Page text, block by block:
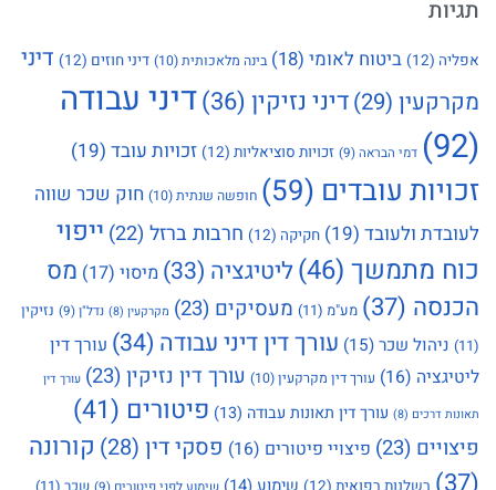
תגיות
אפליה (12) ביטוח לאומי (18) בינה מלאכותית(10) דיני חוזים (12)
דיני
מקרקעין (29) דיני נזיקין (36)
דיני עבודה
(92)
דמי הבראה(9) זכויות סוציאליות (12) זכויות עובד (19)
זכויות עובדים (59) חופשה שנתית(10)
חוק שכר שווה
לעובדת ולעובד (19) חקיקה (12) חרבות ברזל (22)
ייפוי
כוח מתמשך (46) ליטיגציה (33) מיסוי (17)
מס
הכנסה (37) מע"מ (11) מעסיקים (23) מקרקעין (8) נדל"ן(9)
נזיקין
(11)
ניהול שכר(15) עורך דין דיני עבודה (34)
עורך דין
ליטיגציה (16) עורך דין מקרקעין(10) עורך דין נזיקין(23) עורך דין
תאונות דרכים (8) עורך דין תאונות עבודה (13) פיטורים (41)
פיצויים (23) פיצויי פיטורים (16) פסקי דין (28)
קורונה